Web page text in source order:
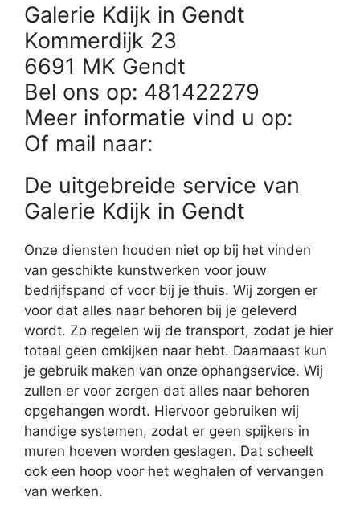
Galerie Kdijk in Gendt
Kommerdijk 23
6691 MK Gendt
Bel ons op: 481422279
Meer informatie vind u op:
Of mail naar:
De uitgebreide service van
Galerie Kdijk in Gendt
Onze diensten houden niet op bij het vinden
van geschikte kunstwerken voor jouw
bedrijfspand of voor bij je thuis. Wij zorgen er
voor dat alles naar behoren bij je geleverd
wordt. Zo regelen wij de transport, zodat je hier
totaal geen omkijken naar hebt. Daarnaast kun
je gebruik maken van onze ophangservice. Wij
zullen er voor zorgen dat alles naar behoren
opgehangen wordt. Hiervoor gebruiken wij
handige systemen, zodat er geen spijkers in
muren hoeven worden geslagen. Dat scheelt
ook een hoop voor het weghalen of vervangen
van werken.